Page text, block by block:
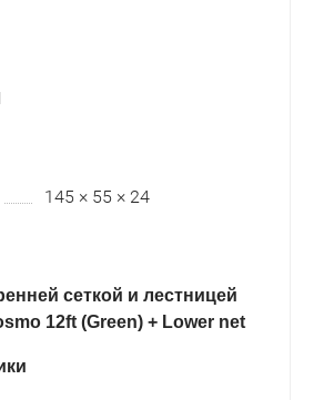
145 × 55 × 24
сеткой и лестницей
12ft (Green) + Lower net